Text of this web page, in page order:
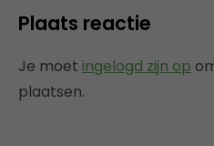
Plaats reactie
Je moet ingelogd zijn op
plaatsen.